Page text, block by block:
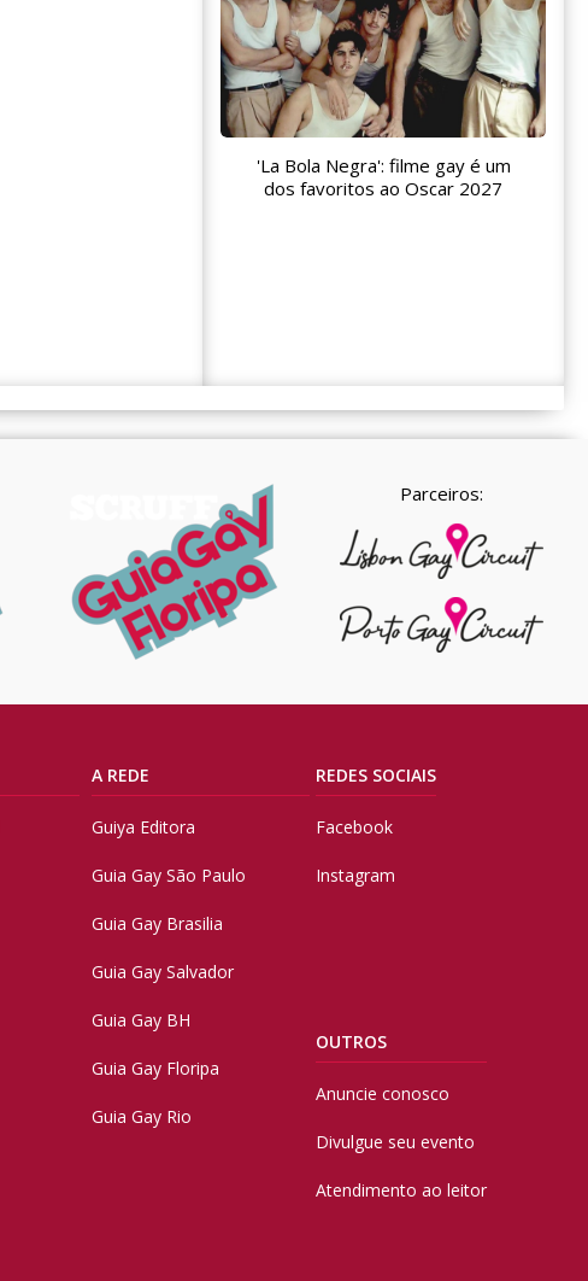
'La Bola Negra': filme gay é um
dos favoritos ao Oscar 2027
Parceiros:
A REDE
Guiya Editora
Guia Gay São Paulo
Guia Gay Brasilia
Guia Gay Salvador
Guia Gay BH
Guia Gay Floripa
Guia Gay Rio
REDES SOCIAIS
Facebook
Instagram
OUTROS
Anuncie conosco
Divulgue seu evento
Atendimento ao leitor